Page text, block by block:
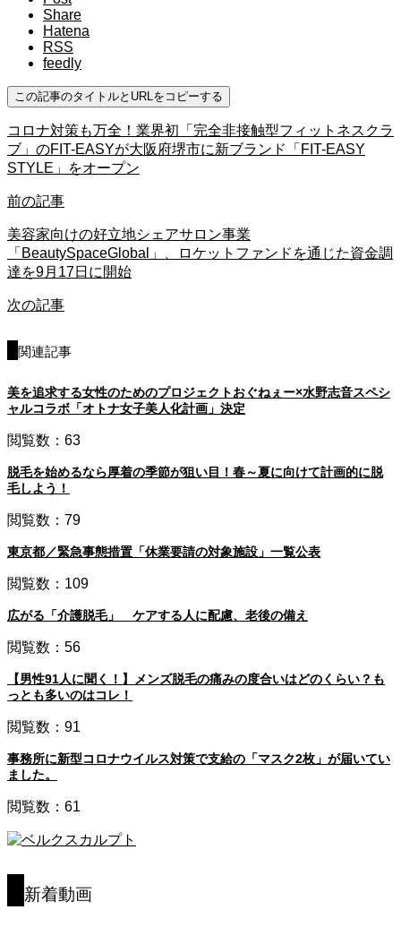
Share
Hatena
RSS
feedly
この記事のタイトルとURLをコピーする
コロナ対策も万全！業界初「完全非接触型フィットネスクラ
ブ」のFIT-EASYが大阪府堺市に新ブランド「FIT-EASY
STYLE」をオープン
前の記事
美容家向けの好立地シェアサロン事業
「BeautySpaceGlobal」、ロケットファンドを通じた資金調
達を9月17日に開始
次の記事
関連記事
美を追求する女性のためのプロジェクトおぐねぇー×水野志音スペシ
ャルコラボ「オトナ女子美人化計画」決定
閲覧数：63
脱毛を始めるなら厚着の季節が狙い目！春～夏に向けて計画的に脱
毛しよう！
閲覧数：79
東京都／緊急事態措置「休業要請の対象施設」一覧公表
閲覧数：109
広がる「介護脱毛」 ケアする人に配慮、老後の備え
閲覧数：56
【男性91人に聞く！】メンズ脱毛の痛みの度合いはどのくらい？も
っとも多いのはコレ！
閲覧数：91
事務所に新型コロナウイルス対策で支給の「マスク2枚」が届いてい
ました。
閲覧数：61
新着動画